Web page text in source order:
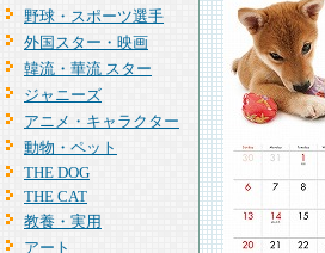
野球・スポーツ選手
外国スター・映画
韓流・華流 スター
ジャニーズ
アニメ・キャラクター
動物・ペット
THE DOG
THE CAT
教養・実用
アート